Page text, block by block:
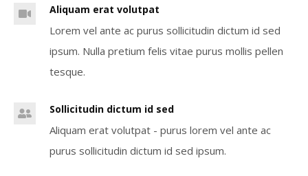
Aliquam erat volutpat
Lorem vel ante ac purus sollicitudin dictum id sed
ipsum. Nulla pretium felis vitae purus mollis pellen
tesque.
Sollicitudin dictum id sed
Aliquam erat volutpat - purus lorem vel ante ac
purus sollicitudin dictum id sed ipsum.